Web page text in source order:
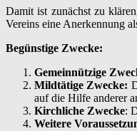
Damit ist zunächst zu
Vereins eine Anerkennung
Begünstige Zwecke:
Gemeinnützige
Mildtätige Zwecke:
auf die Hilfe anderer
Kirchliche Zwecke:
Weitere